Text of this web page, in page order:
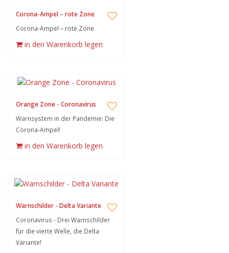
Corona-Ampel – rote Zone
Corona-Ampel – rote Zone
in den Warenkorb legen
Orange Zone - Coronavirus
Warnsystem in der Pandemie: Die
Corona-Ampel!
in den Warenkorb legen
Warnschilder - Delta Variante
Coronavirus - Drei Warnschilder
für die vierte Welle, die Delta
Variante!